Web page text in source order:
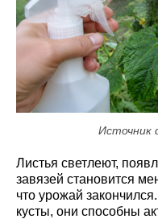
Источник
Листья светлеют,
завязей становится
что урожай
кусты, они способны